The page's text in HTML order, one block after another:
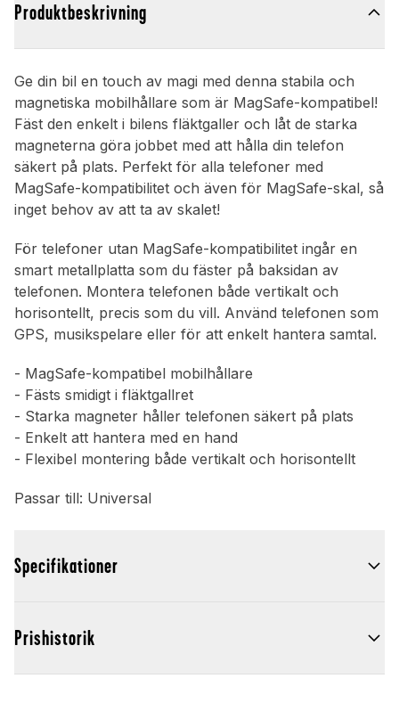
Produktbeskrivning
Ge din bil en touch av magi med denna stabila och
magnetiska mobilhållare som är MagSafe-kompatibel!
Fäst den enkelt i bilens fläktgaller och låt de starka
magneterna göra jobbet med att hålla din telefon
säkert på plats. Perfekt för alla telefoner med
MagSafe-kompatibilitet och även för MagSafe-skal, så
inget behov av att ta av skalet!
För telefoner utan MagSafe-kompatibilitet ingår en
smart metallplatta som du fäster på baksidan av
telefonen. Montera telefonen både vertikalt och
horisontellt, precis som du vill. Använd telefonen som
GPS, musikspelare eller för att enkelt hantera samtal.
- MagSafe-kompatibel mobilhållare
- Fästs smidigt i fläktgallret
- Starka magneter håller telefonen säkert på plats
- Enkelt att hantera med en hand
- Flexibel montering både vertikalt och horisontellt
Passar till: Universal
Specifikationer
Prishistorik